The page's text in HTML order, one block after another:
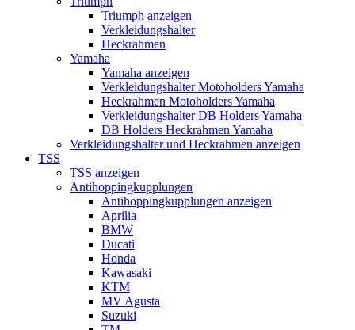
Triumph anzeigen
Verkleidungshalter
Heckrahmen
Yamaha
Yamaha anzeigen
Verkleidungshalter Motoholders Yamaha
Heckrahmen Motoholders Yamaha
Verkleidungshalter DB Holders Yamaha
DB Holders Heckrahmen Yamaha
Verkleidungshalter und Heckrahmen anzeigen
TSS
TSS anzeigen
Antihoppingkupplungen
Antihoppingkupplungen anzeigen
Aprilia
BMW
Ducati
Honda
Kawasaki
KTM
MV Agusta
Suzuki